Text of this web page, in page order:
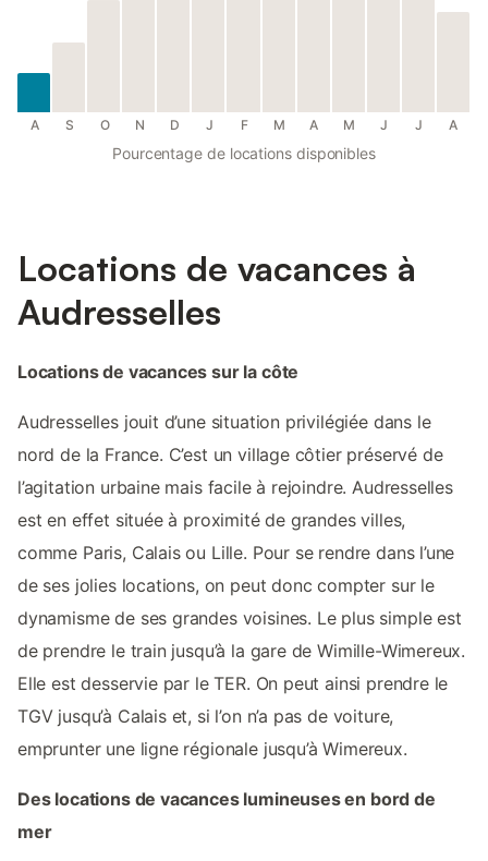
A S O N D J F M A M J J A
Pourcentage de locations disponibles
Locations de vacances à
Audresselles
Locations de vacances sur la côte
Audresselles jouit d’une situation privilégiée dans le
nord de la France. C’est un village côtier préservé de
l’agitation urbaine mais facile à rejoindre. Audresselles
est en effet située à proximité de grandes villes,
comme Paris, Calais ou Lille. Pour se rendre dans l’une
de ses jolies locations, on peut donc compter sur le
dynamisme de ses grandes voisines. Le plus simple est
de prendre le train jusqu’à la gare de Wimille-Wimereux.
Elle est desservie par le TER. On peut ainsi prendre le
TGV jusqu’à Calais et, si l’on n’a pas de voiture,
emprunter une ligne régionale jusqu’à Wimereux.
Des locations de vacances lumineuses en bord de
mer